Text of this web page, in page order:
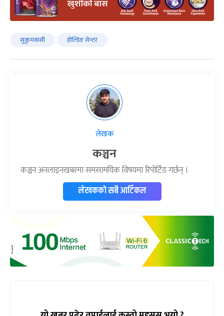
सुकुमवासी होल्डिङ सेन्टर
लेखक
कञ्चन
कञ्चन अनलाइनखबरमा समसामयिक विषयमा रिपोर्टिङ गर्छन् ।
लेखकको सबै आर्टिकल